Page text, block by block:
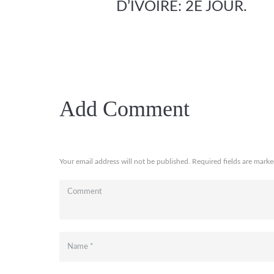
D’IVOIRE: 2E JOUR.
Add Comment
Your email address will not be published. Required fields are